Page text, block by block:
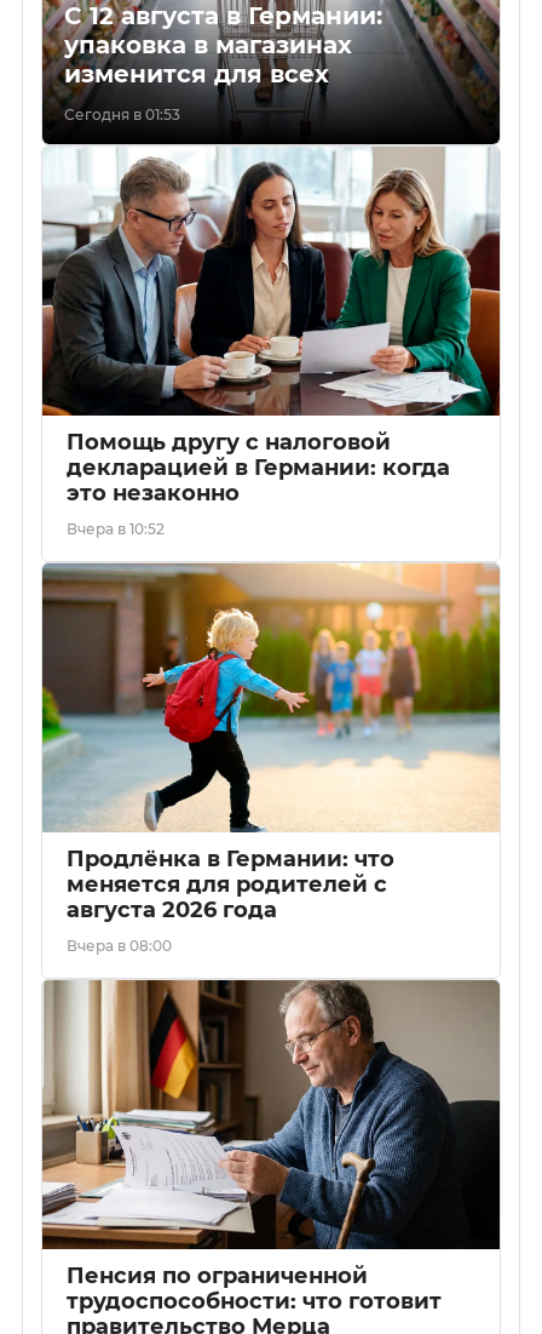
С 12 августа в Германии:
упаковка в магазинах
изменится для всех
Сегодня в 01:53
Помощь другу с налоговой
декларацией в Германии: когда
это незаконно
Вчера в 10:52
Продлёнка в Германии: что
меняется для родителей с
августа 2026 года
Вчера в 08:00
Пенсия по ограниченной
трудоспособности: что готовит
правительство Мерца